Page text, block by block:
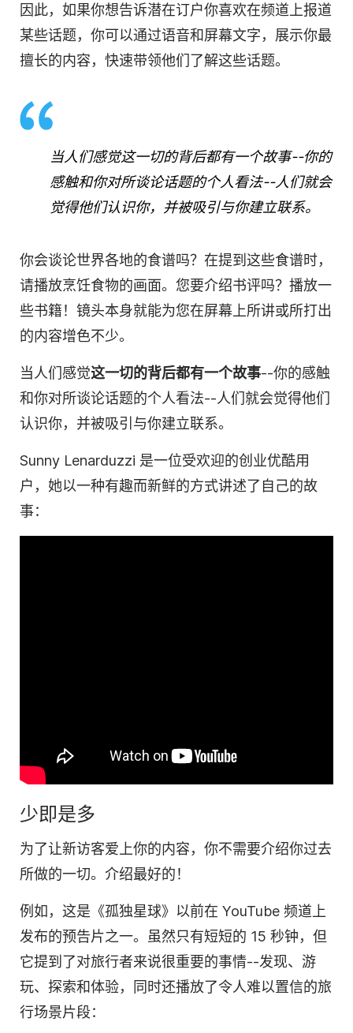
因此，如果你想告诉潜在订户你喜欢在频道上报道
某些话题，你可以通过语音和屏幕文字，展示你最
擅长的内容，快速带领他们了解这些话题。
当人们感觉这一切的背后都有一个故事--你的
感触和你对所谈论话题的个人看法--人们就会
觉得他们认识你，并被吸引与你建立联系。
你会谈论世界各地的食谱吗？在提到这些食谱时，
请播放烹饪食物的画面。您要介绍书评吗？播放一
些书籍！镜头本身就能为您在屏幕上所讲或所打出
的内容增色不少。
当人们感觉这一切的背后都有一个故事--你的感触
和你对所谈论话题的个人看法--人们就会觉得他们
认识你，并被吸引与你建立联系。
Sunny Lenarduzzi 是一位受欢迎的创业优酷用
户 ，她以一种有趣而新鲜的方式讲述了自己的故
事：
少即是多
为了让新访客爱上你的内容，你不需要介绍你过去
所做的一切。介绍最好的！
例如，这是《孤独星球》以前在 YouTube 频道上
发布的预告片之一。虽然只有短短的 15 秒钟，但
它提到了对旅行者来说很重要的事情--发现、游
玩、探索和体验，同时还播放了令人难以置信的旅
行场景片段：